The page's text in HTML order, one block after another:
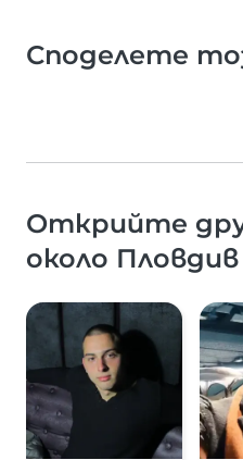
Споделете
Открийте
около Пловдив